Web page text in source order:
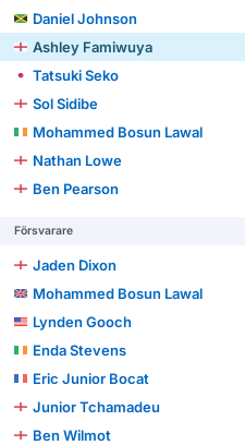
Daniel Johnson
Ashley Famiwuya
Tatsuki Seko
Sol Sidibe
Mohammed Bosun Lawal
Nathan Lowe
Ben Pearson
Försvarare
Jaden Dixon
Mohammed Bosun Lawal
Lynden Gooch
Enda Stevens
Eric Junior Bocat
Junior Tchamadeu
Ben Wilmot